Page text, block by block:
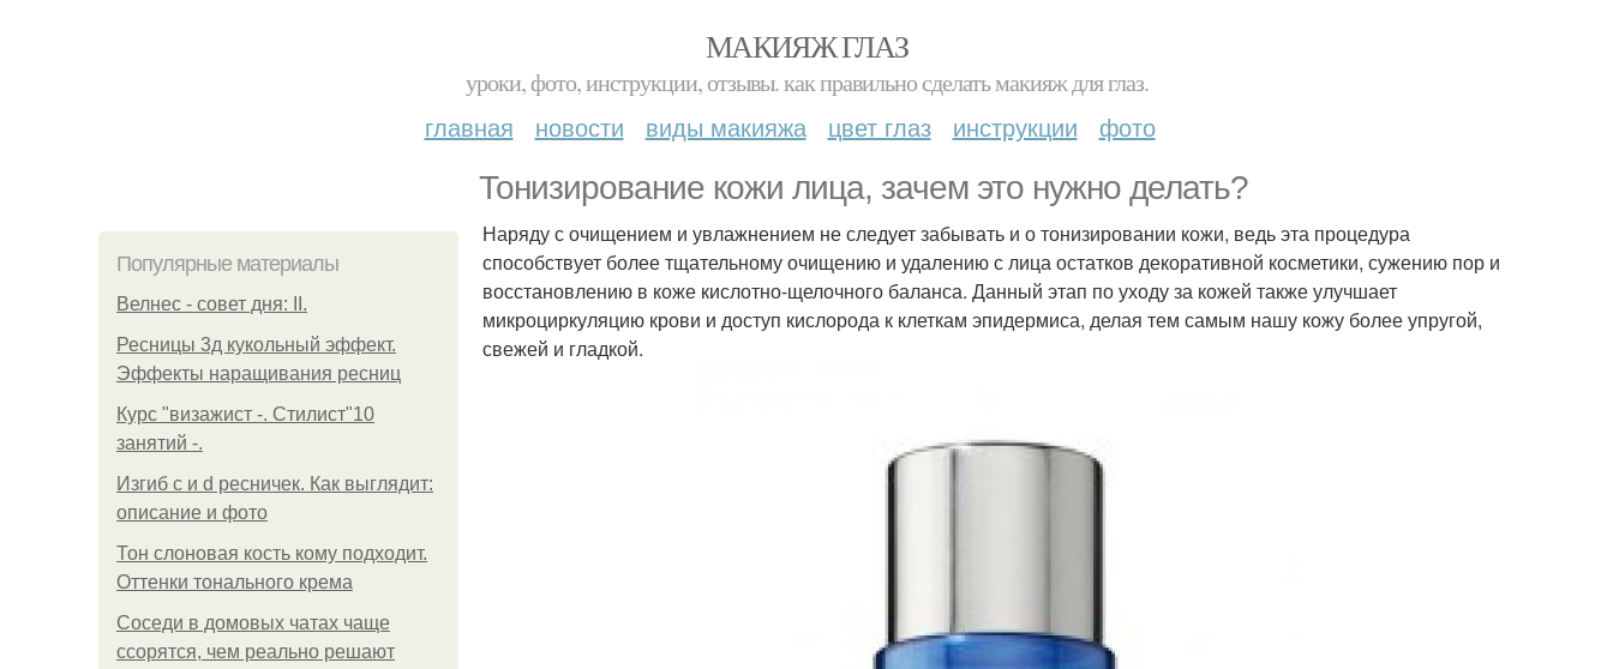
МАКИЯЖ ГЛАЗ
уроки, фото, инструкции, отзывы. как правильно сделать макияж для глаз.
главная новости виды макияжа цвет глаз инструкции фото
Тонизирование кожи лица, зачем это нужно делать?
Популярные материалы
Велнес - совет дня: II.
Ресницы 3д кукольный эффект.
Эффекты наращивания ресниц
Курс "визажист -. Стилист"10
занятий -.
Изгиб c и d ресничек. Как выглядит:
описание и фото
Тон слоновая кость кому подходит.
Оттенки тонального крема
Соседи в домовых чатах чаще
ссорятся, чем реально решают
Наряду с очищением и увлажнением не следует забывать и о тонизировании кожи, ведь эта процедура
способствует более тщательному очищению и удалению с лица остатков декоративной косметики, сужению пор и
восстановлению в коже кислотно-щелочного баланса. Данный этап по уходу за кожей также улучшает
микроциркуляцию крови и доступ кислорода к клеткам эпидермиса, делая тем самым нашу кожу более упругой,
свежей и гладкой.